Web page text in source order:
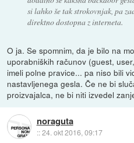
si lahko še tak strokovnjak, pa
direktno dostopna z interneta.
O ja. Se spomnim, da je bilo na
uporabniških računov (guest,
imeli polne pravice... pa niso bili
nastavljenega gesla. Če ne bi
proizvajalca, ne bi niti izvedel
noraguta
::24. okt 2016, 09:17